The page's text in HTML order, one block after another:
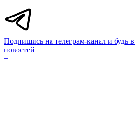
Подпишись на телеграм-канал и будь
новостей
+